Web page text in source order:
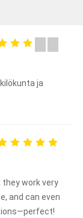
ja
they work very
and can even